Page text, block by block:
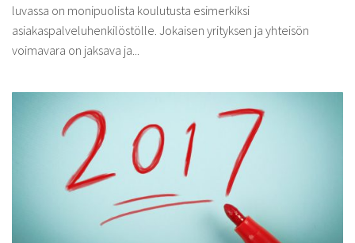
luvassa on monipuolista koulutusta esimerkiksi
asiakaspalveluhenkilöstölle. Jokaisen yrityksen ja yhteisön
voimavara on jaksava ja...